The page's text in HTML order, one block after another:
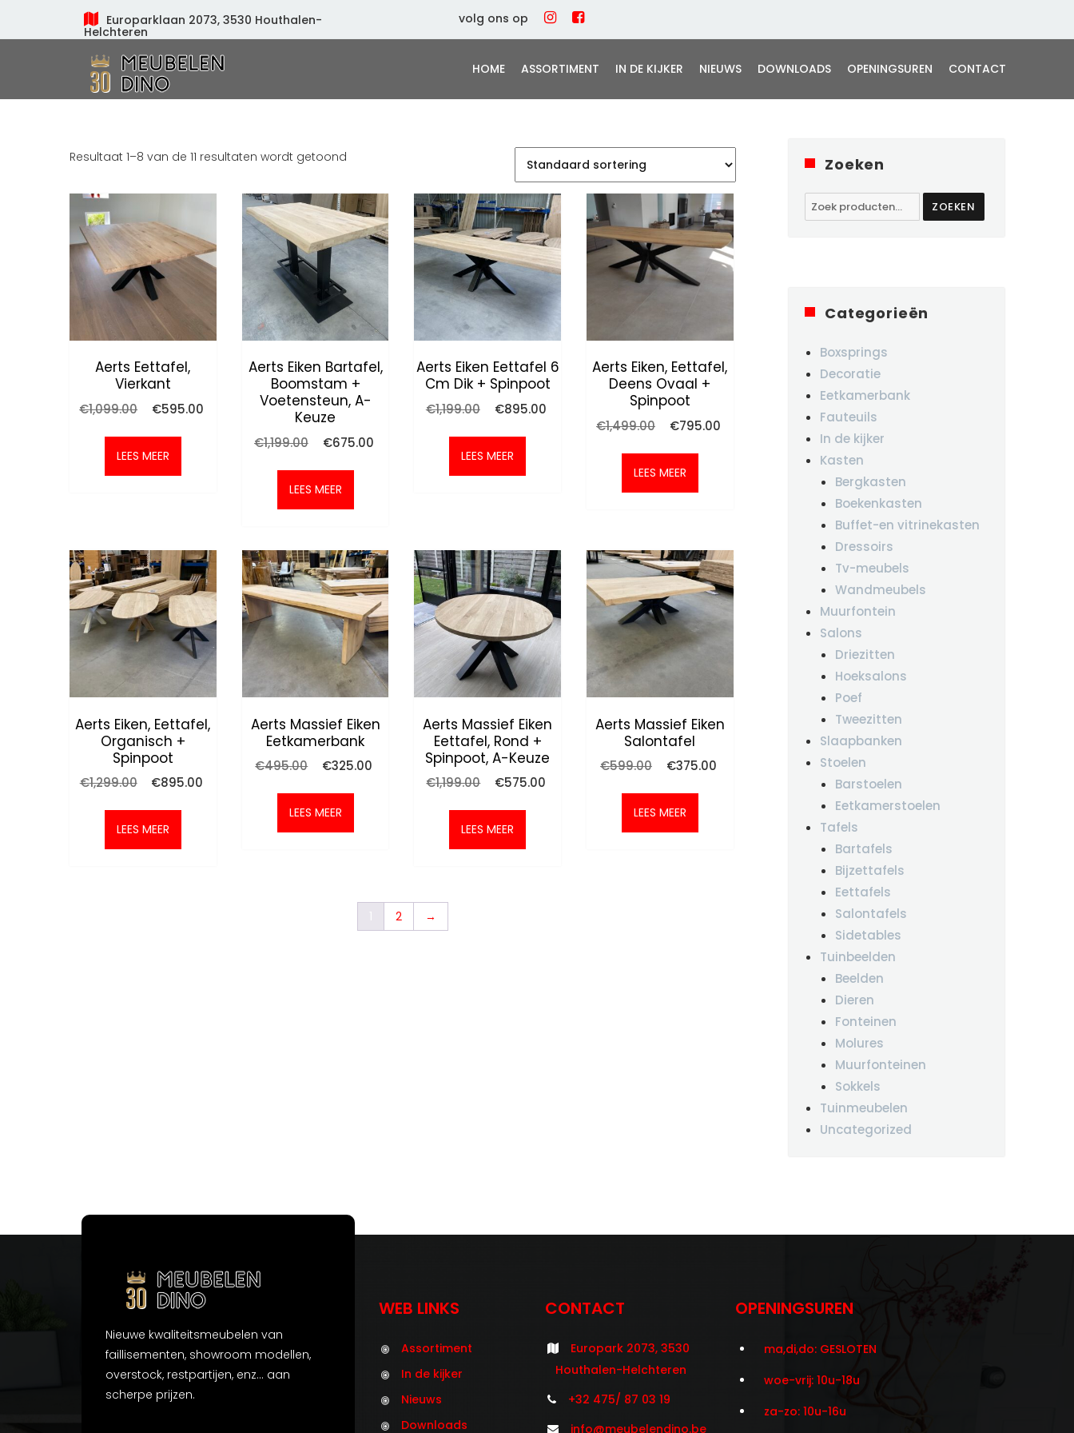
Europarklaan 2073, 3530 Houthalen-
Helchteren
volg ons op
HOME ASSORTIMENT IN DE KIJKER NIEUWS DOWNLOADS OPENINGSUREN CONTACT
Resultaat 1–8 van de 11 resultaten wordt getoond
Aerts Eettafel,
Vierkant
€1,099.00
Oorspronkelijke
was:
€1,099.00.
€595.00
LEES MEER
Aerts Eiken Bartafel,
Boomstam +
Voetensteun, A-
Keuze
€1,199.00
Oorspronkelijke
was:
€1,199.00.
€675.00
LEES MEER
Aerts Eiken Eettafel 6
Cm Dik + Spinpoot
€1,199.00
Oorspronkelijke
was:
€1,199.00.
€895.00
LEES MEER
Aerts Eiken, Eettafel,
Deens Ovaal +
Spinpoot
€1,499.00
Oorspronkelijke
was:
€1,499.00.
€795.00
LEES MEER
Aerts Eiken, Eettafel,
Organisch +
Spinpoot
€1,299.00
Oorspronkelijke
was:
€1,299.00.
€895.00
LEES MEER
Aerts Massief Eiken
Eetkamerbank
€495.00
Oorspronkelijke
was:
€495.00.
€325.00
LEES MEER
Aerts Massief Eiken
Eettafel, Rond +
Spinpoot, A-Keuze
€1,199.00
Oorspronkelijke
was:
€1,199.00.
€575.00
LEES MEER
Aerts Massief Eiken
Salontafel
€599.00
Oorspronkelijke
was:
€599.00.
€375.00
LEES MEER
1 2 →
Zoeken
Zoeken
naar:
ZOEKEN
Categorieën
Boxsprings
Decoratie
Eetkamerbank
Fauteuils
In de kijker
Kasten
Bergkasten
Boekenkasten
Buffet-en vitrinekasten
Dressoirs
Tv-meubels
Wandmeubels
Muurfontein
Salons
Driezitten
Hoeksalons
Poef
Tweezitten
Slaapbanken
Stoelen
Barstoelen
Eetkamerstoelen
Tafels
Bartafels
Bijzettafels
Eettafels
Salontafels
Sidetables
Tuinbeelden
Beelden
Dieren
Fonteinen
Molures
Muurfonteinen
Sokkels
Tuinmeubelen
Uncategorized
Nieuwe kwaliteitsmeubelen van
faillisementen, showroom modellen,
overstock, restpartijen, enz... aan
scherpe prijzen.
WEB LINKS
Assortiment
In de kijker
Nieuws
Downloads
CONTACT
Europark 2073, 3530
Houthalen-Helchteren
+32 475/ 87 03 19
info@meubelendino.be
OPENINGSUREN
ma,di,do: GESLOTEN
woe-vrij: 10u-18u
za-zo: 10u-16u